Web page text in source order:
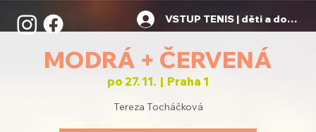
VSTUP TENIS | děti a dospělí
MODRÁ + ČERVENÁ
po 27. 11.
  |
Praha 1
Tereza Tocháčková